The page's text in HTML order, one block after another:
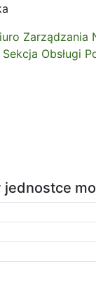
Zarządzania
Sekcja Obsługi
jednostce